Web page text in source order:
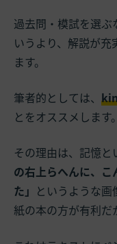
過去問・模試を選ぶ
いうより、解説が
ます。
筆者的としては、
とをオススメします。
その理由は、記憶
の右上らへんに、
た」 というような
紙の本の方が有利だ